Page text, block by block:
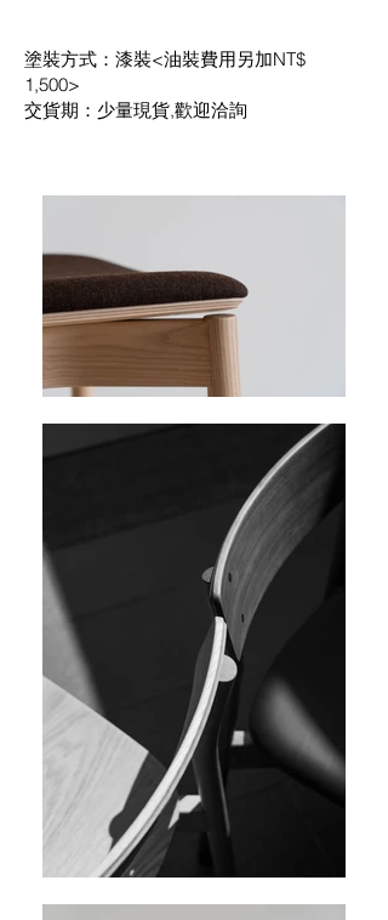
塗裝方式：漆裝<油裝費用另加NT$
1,500>
交貨期：少量現貨,歡迎洽詢